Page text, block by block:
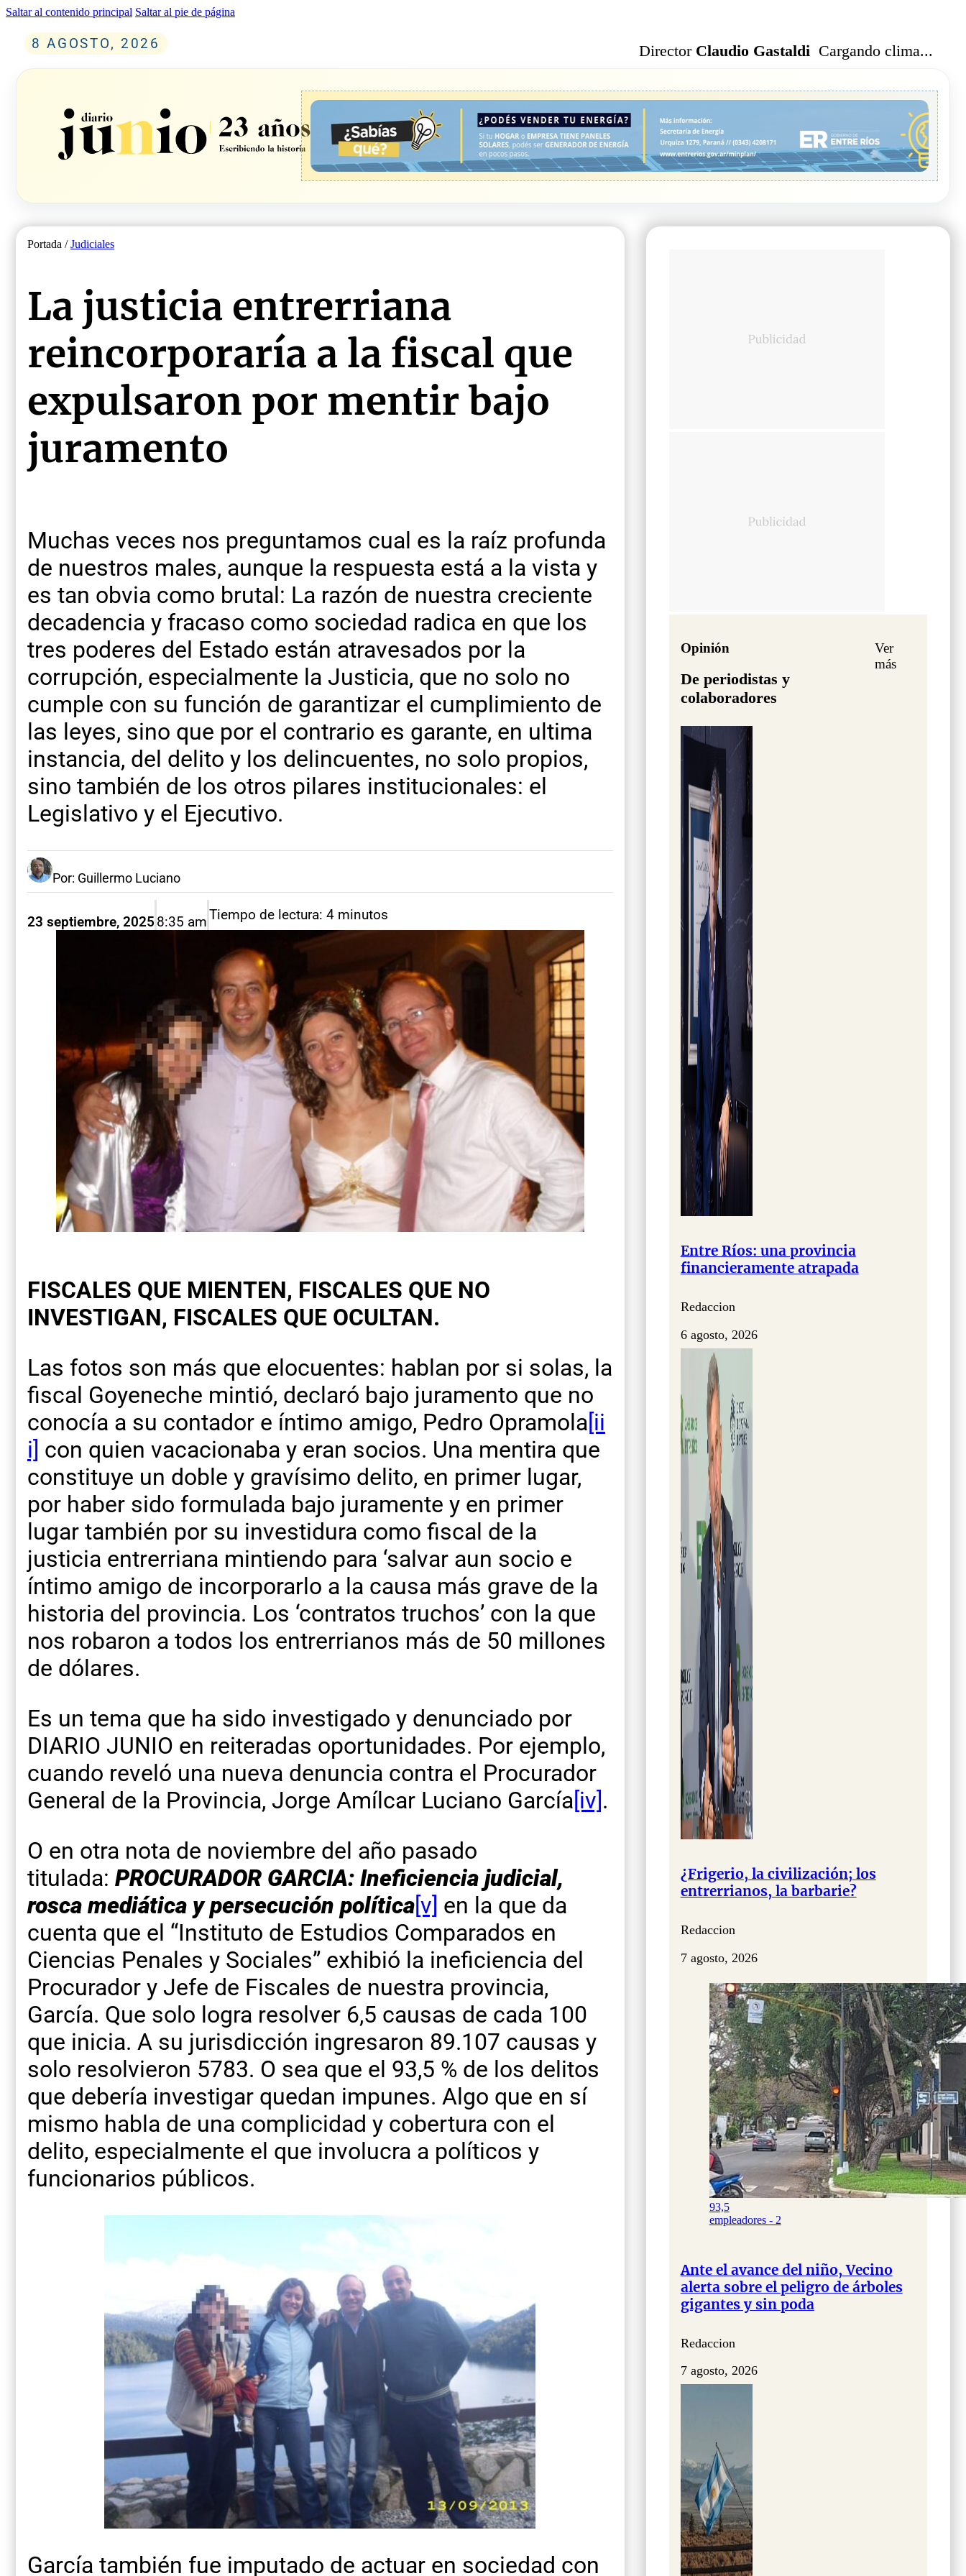
Saltar al contenido principal Saltar al pie de página
8 AGOSTO, 2026 Director Claudio Gastaldi Cargando clima...
Portada /Judiciales
La justicia entrerriana
reincorporaría a la fiscal que
expulsaron por mentir bajo
juramento
Muchas veces nos preguntamos cual es la raíz profunda
de nuestros males, aunque la respuesta está a la vista y
es tan obvia como brutal: La razón de nuestra creciente
decadencia y fracaso como sociedad radica en que los
tres poderes del Estado están atravesados por la
corrupción, especialmente la Justicia, que no solo no
cumple con su función de garantizar el cumplimiento de
las leyes, sino que por el contrario es garante, en ultima
instancia, del delito y los delincuentes, no solo propios,
sino también de los otros pilares institucionales: el
Legislativo y el Ejecutivo.
Por: Guillermo Luciano
23 septiembre, 2025 8:35 amTiempo de lectura: 4 minutos
FISCALES QUE MIENTEN, FISCALES QUE NO
INVESTIGAN, FISCALES QUE OCULTAN.
Las fotos son más que elocuentes: hablan por si solas, la
fiscal Goyeneche mintió, declaró bajo juramento que no
conocía a su contador e íntimo amigo, Pedro Opramola[ii
i] con quien vacacionaba y eran socios. Una mentira que
constituye un doble y gravísimo delito, en primer lugar,
por haber sido formulada bajo juramente y en primer
lugar también por su investidura como fiscal de la
justicia entrerriana mintiendo para ‘salvar aun socio e
íntimo amigo de incorporarlo a la causa más grave de la
historia del provincia. Los ‘contratos truchos’ con la que
nos robaron a todos los entrerrianos más de 50 millones
de dólares.
Es un tema que ha sido investigado y denunciado por
DIARIO JUNIO en reiteradas oportunidades. Por ejemplo,
cuando reveló una nueva denuncia contra el Procurador
General de la Provincia, Jorge Amílcar Luciano García[iv].
O en otra nota de noviembre del año pasado
titulada: PROCURADOR GARCIA: Ineficiencia judicial,
rosca mediática y persecución política[v] en la que da
cuenta que el “Instituto de Estudios Comparados en
Ciencias Penales y Sociales” exhibió la ineficiencia del
Procurador y Jefe de Fiscales de nuestra provincia,
García. Que solo logra resolver 6,5 causas de cada 100
que inicia. A su jurisdicción ingresaron 89.107 causas y
solo resolvieron 5783. O sea que el 93,5 % de los delitos
que debería investigar quedan impunes. Algo que en sí
mismo habla de una complicidad y cobertura con el
delito, especialmente el que involucra a políticos y
funcionarios públicos.
García también fue imputado de actuar en sociedad con
Opinión
De periodistas y
colaboradores
Ver
más
Entre Ríos: una provincia
financieramente atrapada
Redaccion
6 agosto, 2026
¿Frigerio, la civilización; los
entrerrianos, la barbarie?
Redaccion
7 agosto, 2026
93,5
empleadores - 2
Ante el avance del niño, Vecino
alerta sobre el peligro de árboles
gigantes y sin poda
Redaccion
7 agosto, 2026